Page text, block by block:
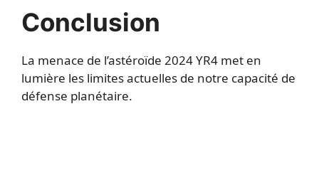
Conclusion
La menace de l’astéroïde 2024 YR4 met en
lumière les limites actuelles de notre capacité de
défense planétaire.